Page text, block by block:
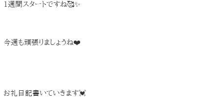
1週間スタートですね🥰✨
今週も頑張りましょうね❤️
お礼日記書いていきます💓